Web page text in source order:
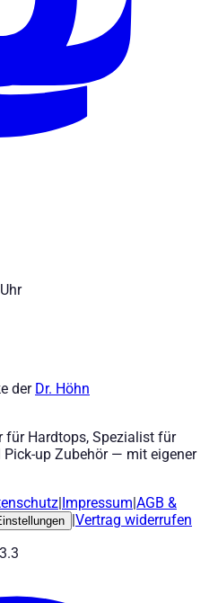
der Dr. Höhn
für Hardtops, Spezialist für
up Zubehör — mit eigener
Impressum AGB &
Vertrag widerrufen
3.3